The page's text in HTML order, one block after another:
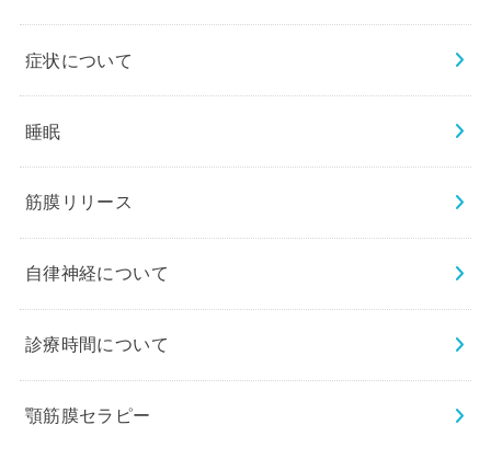
症状について
睡眠
筋膜リリース
自律神経について
診療時間について
顎筋膜セラピー